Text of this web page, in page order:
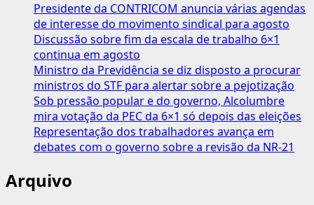
Presidente da CONTRICOM anuncia várias agendas
de interesse do movimento sindical para agosto
Discussão sobre fim da escala de trabalho 6×1
continua em agosto
Ministro da Previdência se diz disposto a procurar
ministros do STF para alertar sobre a pejotização
Sob pressão popular e do governo, Alcolumbre
mira votação da PEC da 6×1 só depois das eleições
Representação dos trabalhadores avança em
debates com o governo sobre a revisão da NR-21
Arquivo